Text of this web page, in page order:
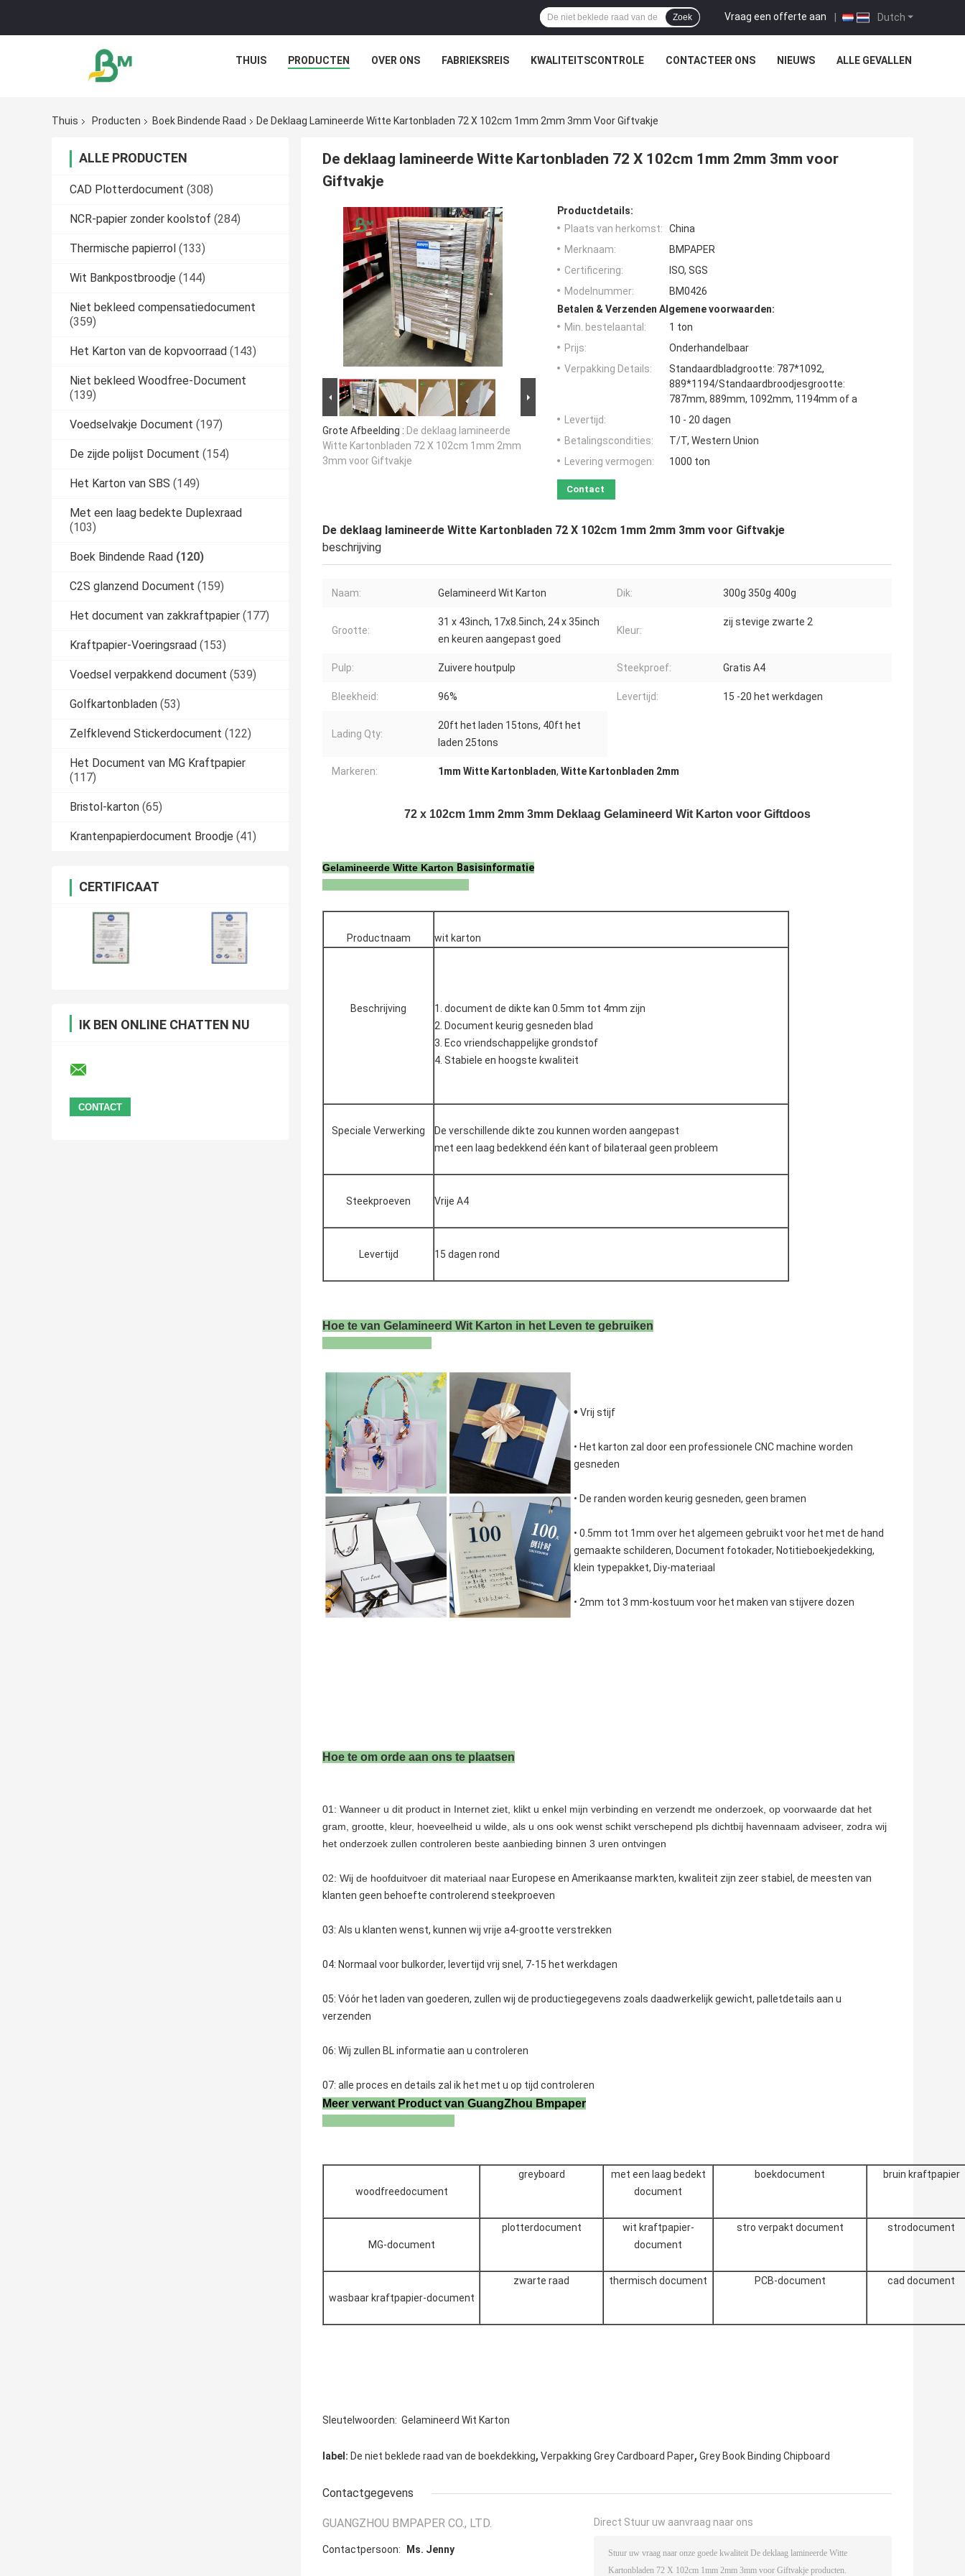
Dutch
Vraag een offerte aan |
Zoek
THUIS PRODUCTEN OVER ONS FABRIEKSREIS KWALITEITSCONTROLE CONTACTEER ONS NIEUWS ALLE GEVALLEN
Thuis Producten Boek Bindende Raad De Deklaag Lamineerde Witte Kartonbladen 72 X 102cm 1mm 2mm 3mm Voor Giftvakje
ALLE PRODUCTEN
CAD Plotterdocument (308)
NCR-papier zonder koolstof (284)
Thermische papierrol (133)
Wit Bankpostbroodje (144)
Niet bekleed compensatiedocument
(359)
Het Karton van de kopvoorraad (143)
Niet bekleed Woodfree-Document
(139)
Voedselvakje Document (197)
De zijde polijst Document (154)
Het Karton van SBS (149)
Met een laag bedekte Duplexraad
(103)
Boek Bindende Raad (120)
C2S glanzend Document (159)
Het document van zakkraftpapier (177)
Kraftpapier-Voeringsraad (153)
Voedsel verpakkend document (539)
Golfkartonbladen (53)
Zelfklevend Stickerdocument (122)
Het Document van MG Kraftpapier
(117)
Bristol-karton (65)
Krantenpapierdocument Broodje (41)
CERTIFICAAT
IK BEN ONLINE CHATTEN NU
De deklaag lamineerde Witte Kartonbladen 72 X 102cm 1mm 2mm 3mm voor
Giftvakje
Grote Afbeelding : De deklaag lamineerde
Witte Kartonbladen 72 X 102cm 1mm 2mm
3mm voor Giftvakje
Productdetails:
Plaats van herkomst:
China
Merknaam:
BMPAPER
Certificering:
ISO, SGS
Modelnummer:
BM0426
Betalen & Verzenden Algemene voorwaarden:
Min. bestelaantal:
1 ton
Prijs:
Onderhandelbaar
Verpakking Details:
Standaardbladgrootte: 787*1092,
889*1194/Standaardbroodjesgrootte:
787mm, 889mm, 1092mm, 1194mm of a
Levertijd:
10 - 20 dagen
Betalingscondities:
T/T, Western Union
Levering vermogen:
1000 ton
Contact
De deklaag lamineerde Witte Kartonbladen 72 X 102cm 1mm 2mm 3mm voor Giftvakje
beschrijving
Naam: Gelamineerd Wit Karton Dik: 300g 350g 400g
Grootte:
31 x 43inch, 17x8.5inch, 24 x 35inch
en keuren aangepast goed
Kleur:
zij stevige zwarte 2
Pulp: Zuivere houtpulp Steekproef: Gratis A4
Bleekheid: 96% Levertijd: 15 -20 het werkdagen
Lading Qty:
20ft het laden 15tons, 40ft het
laden 25tons
Markeren: 1mm Witte Kartonbladen, Witte Kartonbladen 2mm
72 x 102cm 1mm 2mm 3mm Deklaag Gelamineerd Wit Karton voor Giftdoos
Gelamineerde Witte Karton Basisinformatie
Productnaam wit karton
Beschrijving 1. document de dikte kan 0.5mm tot 4mm zijn
2. Document keurig gesneden blad
3. Eco vriendschappelijke grondstof
4. Stabiele en hoogste kwaliteit
Speciale Verwerking
De verschillende dikte zou kunnen worden aangepast
met een laag bedekkend één kant of bilateraal geen probleem
Steekproeven Vrije A4
Levertijd 15 dagen rond
Hoe te van Gelamineerd Wit Karton in het Leven te gebruiken
• Vrij stijf
• Het karton zal door een professionele CNC machine worden
gesneden
• De randen worden keurig gesneden, geen bramen
• 0.5mm tot 1mm over het algemeen gebruikt voor het met de hand
gemaakte schilderen, Document fotokader, Notitieboekjedekking,
klein typepakket, Diy-materiaal
• 2mm tot 3 mm-kostuum voor het maken van stijvere dozen
Hoe te om orde aan ons te plaatsen
01: Wanneer u dit product in Internet ziet, klikt u enkel mijn verbinding en verzendt me onderzoek, op voorwaarde dat het
gram, grootte, kleur, hoeveelheid u wilde, als u ons ook wenst schikt verschepend pls dichtbij havennaam adviseer, zodra wij
het onderzoek zullen controleren beste aanbieding binnen 3 uren ontvingen
02: Wij de hoofduitvoer dit materiaal naar Europese en Amerikaanse markten, kwaliteit zijn zeer stabiel, de meesten van
klanten geen behoefte controlerend steekproeven
03: Als u klanten wenst, kunnen wij vrije a4-grootte verstrekken
04: Normaal voor bulkorder, levertijd vrij snel, 7-15 het werkdagen
05: Vóór het laden van goederen, zullen wij de productiegegevens zoals daadwerkelijk gewicht, palletdetails aan u
verzenden
06: Wij zullen BL informatie aan u controleren
07: alle proces en details zal ik het met u op tijd controleren
Meer verwant Product van GuangZhou Bmpaper
woodfreedocument
greyboard
met een laag bedekt
document
boekdocument bruin kraftpapier
MG-document
plotterdocument
wit kraftpapier-
document
stro verpakt document strodocument
wasbaar kraftpapier-document
zwarte raad thermisch document PCB-document cad document
Sleutelwoorden: Gelamineerd Wit Karton
label: De niet beklede raad van de boekdekking, Verpakking Grey Cardboard Paper, Grey Book Binding Chipboard
Contactgegevens
GUANGZHOU BMPAPER CO., LTD.
Contactpersoon: Ms. Jenny
Direct Stuur uw aanvraag naar ons